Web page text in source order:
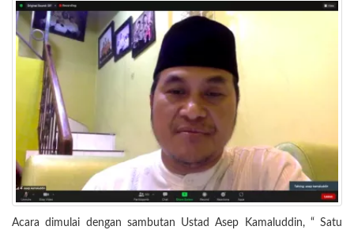
Acara dimulai dengan sambutan Ustad Asep Kamaluddin, “ Satu